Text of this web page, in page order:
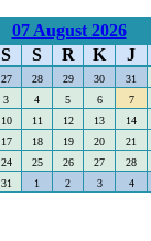
07 August 2026
S S R K J
27 28 29 30 31
3 4 5 6 7
10 11 12 13 14
17 18 19 20 21
24 25 26 27 28
31 1 2 3 4